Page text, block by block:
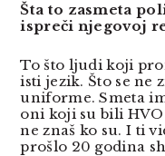
Šta to zasmeta
ispreči njegovoj
To što ljudi koji
isti jezik. Što se ne
uniforme. Smeta
oni koji su bili
ne znaš ko su. I ti
prošlo 20 godina